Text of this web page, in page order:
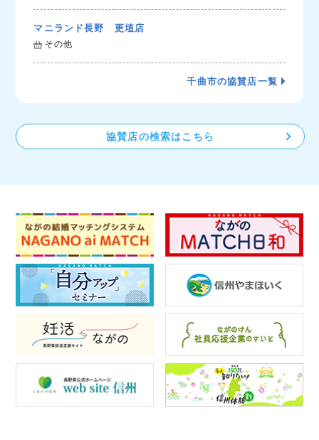
マニランド長野 更埴店
その他
千曲市の協賛店一覧
協賛店の検索はこちら